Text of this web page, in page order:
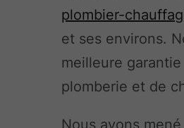
plombier-
et ses environs.
meilleure
plomberie et de
Nous avons